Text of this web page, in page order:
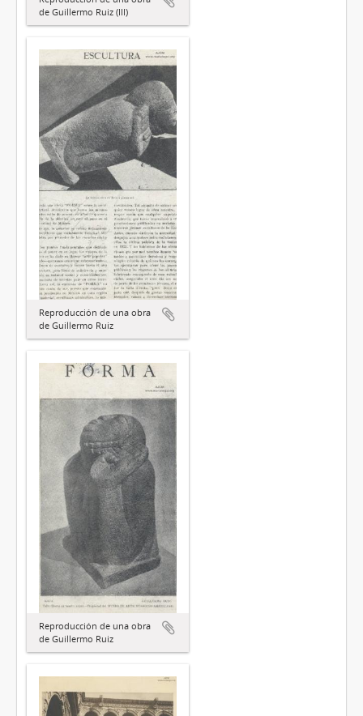
de Guillermo Ruiz (III)
Reproducción de una obra
de Guillermo Ruiz
Reproducción de una obra
de Guillermo Ruiz